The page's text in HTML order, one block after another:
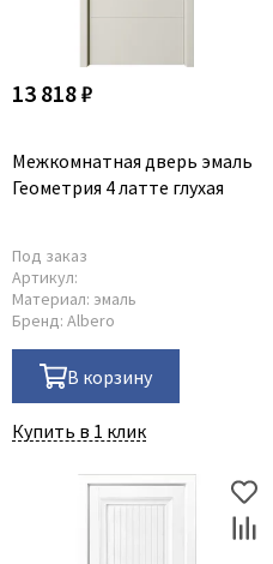
13 818 ₽
Межкомнатная дверь эмаль
Геометрия 4 латте глухая
Под заказ
Артикул:
Материал: эмаль
Бренд: Albero
В корзину
Купить в 1 клик